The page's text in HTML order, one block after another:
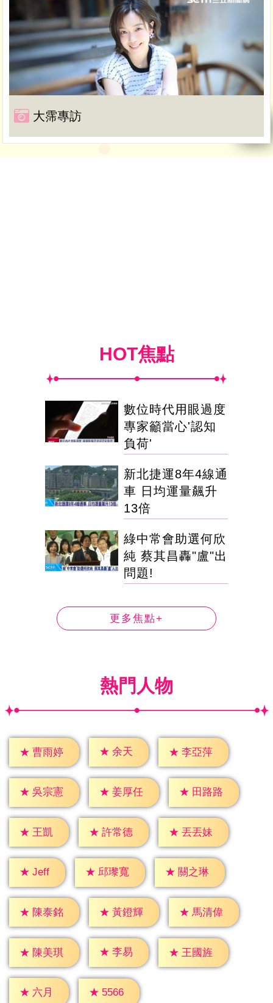
大霈專訪
HOT焦點
數位時代用眼過度
專家籲當心'認知
負荷'
新北捷運8年4線通
車 日均運量飆升
13倍
綠中常會助選何欣
純 蔡其昌轟"盧"出
問題!
更多焦點+
熱門人物
★ 曹雨婷 ★ 余天 ★ 李亞萍
★ 吳宗憲 ★ 姜厚任 ★ 田路路
★ 王凱 ★ 許常德 ★ 丟丟妹
★ Jeff ★ 邱瓈寬 ★ 關之琳
★ 陳泰銘 ★ 黃鐙輝 ★ 馬清偉
★ 陳美琪 ★ 李易 ★ 王國旌
★ 六月 ★ 5566